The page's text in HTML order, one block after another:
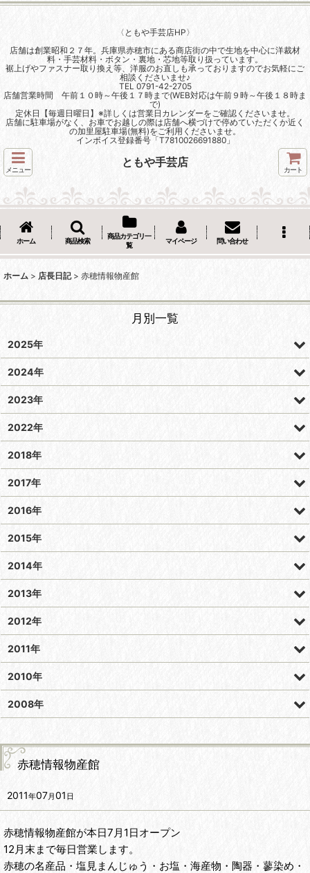
〈ともや手芸店HP〉
店舗は創業昭和２７年。兵庫県赤穂市にある商店街の中で生地を中心に洋裁材
料・手芸材料・ボタン・裏地・芯地等取り扱っています。
裾上げやファスナー取り換え等、洋服のお直しも承っておりますのでお気軽にご
相談くださいませ♪
TEL 0791-42-2705
店舗営業時間 午前１０時～午後１７時まで(WEB対応は午前９時～午後１８時ま
で)
定休日【毎週日曜日】※詳しくは営業日カレンダーをご確認くださいませ。
店舗に駐車場がなく、お車でお越しの際は店舗へ横づけで停めていただくか近く
の加里屋駐車場(無料)をご利用くださいませ。
インボイス登録番号「T7810026691880」
メニュー
ともや手芸店
カート
ホーム 商品検索
商品カテゴリ一
覧
マイページ 問い合わせ
ホーム > 店長日記 > 赤穂情報物産館
赤穂情報物産館
2011年07月01 日
赤穂情報物産館が本日7月1日オープン
12月末まで毎日営業します。
赤穂の名産品・塩見まんじゅう・お塩・海産物・陶器・蓼染め・
月別一覧
2025年
2024年
2023年
2022年
2018年
2017年
2016年
2015年
2014年
2013年
2012年
2011年
2010年
2008年